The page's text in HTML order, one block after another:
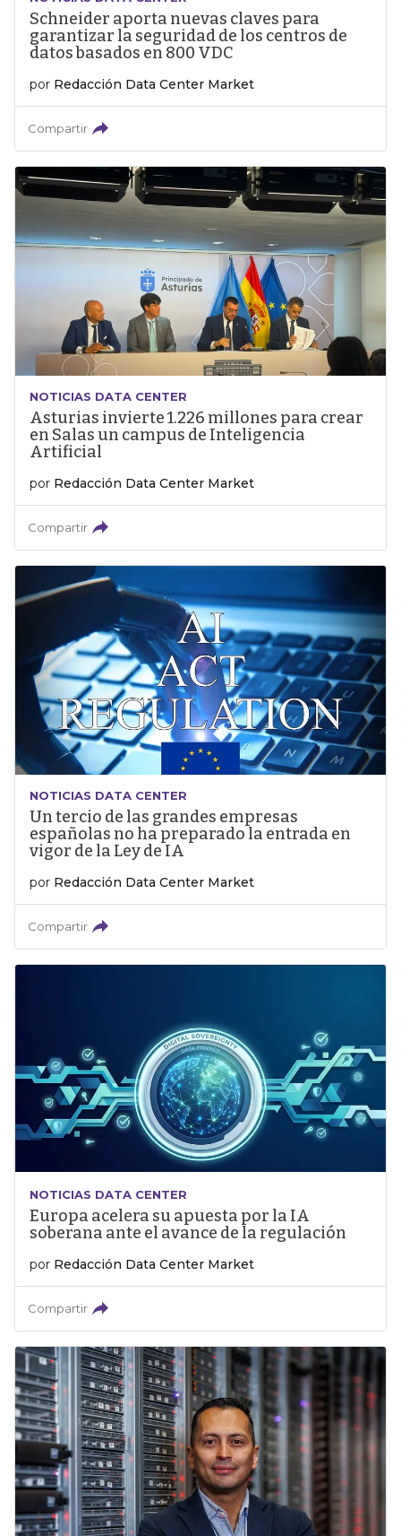
Schneider aporta nuevas claves para
garantizar la seguridad de los centros de
datos basados en 800 VDC
por Redacción Data Center Market
Compartir
NOTICIAS DATA CENTER
Asturias invierte 1.226 millones para crear
en Salas un campus de Inteligencia
Artificial
por Redacción Data Center Market
Compartir
NOTICIAS DATA CENTER
Un tercio de las grandes empresas
españolas no ha preparado la entrada en
vigor de la Ley de IA
por Redacción Data Center Market
Compartir
NOTICIAS DATA CENTER
Europa acelera su apuesta por la IA
soberana ante el avance de la regulación
por Redacción Data Center Market
Compartir